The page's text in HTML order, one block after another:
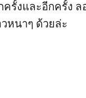
งและอีกครั้ง ล
หนาๆ ด้วยล่ะ